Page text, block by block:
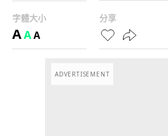
字體大小
AAA
分享
ADVERTISEMENT